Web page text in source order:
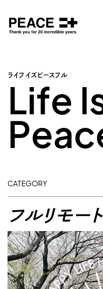
ライフ イズ ピースフル
Life I
Peac
CATEGORY
フルリモート
ALL
COFFEE